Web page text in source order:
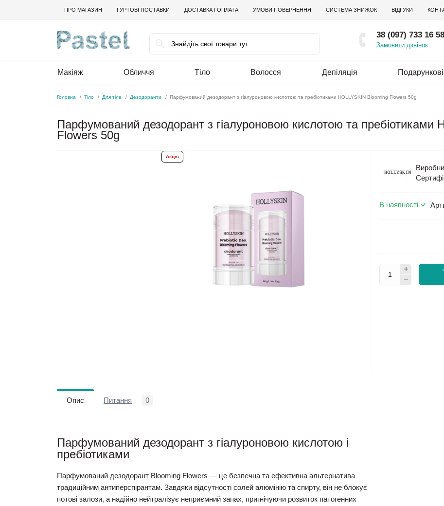
ПРО МАГАЗИН ГУРТОВІ ПОСТАВКИ ДОСТАВКА І ОПЛАТА УМОВИ ПОВЕРНЕННЯ СИСТЕМА ЗНИЖОК ВІДГУКИ
38 (097) 733 16 58
Замовити дзвінок
Макіяж Обличчя Тіло Волосся Депіляція
Головна Тіло Для тіла Дезодоранти Парфумований дезодорант з гіалуроновою кислотою та пребіотиками HOLLYSKIN Blooming Flowers 50g
Парфумований дезодорант з гіалуроновою кислотою та пребіотиками
Flowers 50g
Акція
В наявності
Опис Питання 0
Парфумований дезодорант з гіалуроновою кислотою і
пребіотиками
Парфумований дезодорант Blooming Flowers — це безпечна та ефективна альтернатива
традиційним антиперспірантам. Завдяки відсутності солей алюмінію та спирту, він не блокує
потові залози, а надійно нейтралізує неприємний запах, пригнічуючи розвиток патогенних